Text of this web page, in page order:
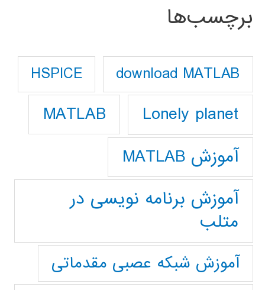
برچسب‌ها
download MATLAB
HSPICE
Lonely planet
MATLAB
آموزش MATLAB
آموزش برنامه نویسی در
متلب
آموزش شبکه عصبی مقدماتی